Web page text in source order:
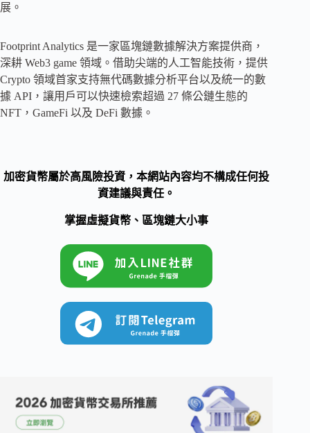
展。
Footprint Analytics 是一家區塊鏈數據解決方案提供商，
深耕 Web3 game 領域。借助尖端的人工智能技術，提供
Crypto 領域首家支持無代碼數據分析平台以及統一的數
據 API，讓用戶可以快速檢索超過 27 條公鏈生態的
NFT，GameFi 以及 DeFi 數據。
加密貨幣屬於高風險投資，本網站內容均不構成任何投
資建議與責任。
掌握虛擬貨幣、區塊鏈大小事